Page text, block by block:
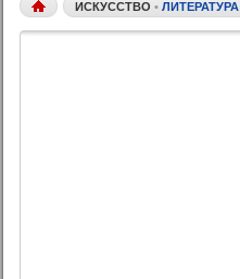
ИСКУССТВО • ЛИТЕРАТУРА